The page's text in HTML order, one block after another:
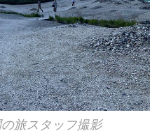
の旅スタッフ撮影